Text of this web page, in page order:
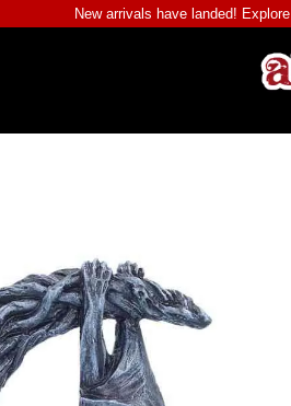
New arrivals have landed! Explore